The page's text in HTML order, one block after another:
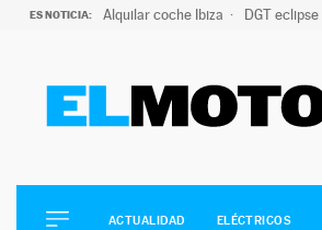
ES NOTICIA: Alquilar coche Ibiza DGT eclipse
ELÉCTRICOS
CONDUCIR
ACTUALIDAD ELÉCTRICOS